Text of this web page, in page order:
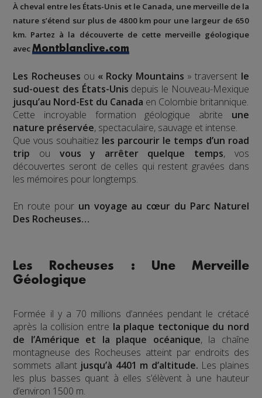
À cheval entre les États-Unis et le Canada, une merveille de la
nature s’étend sur plus de 4800 km pour une largeur de 650
km. Partez à la découverte de cette merveille géologique
avecMontblanclive.com
Les Rocheuses ou « Rocky Mountains » traversent le
sud-ouest des États-Unis depuis le Nouveau-Mexique
jusqu’au Nord-Est du Canada en Colombie britannique.
Cette incroyable formation géologique abrite une
nature préservée, spectaculaire, sauvage et intense.
Que vous souhaitiez les parcourir le temps d’un road
trip ou vous y arrêter quelque temps, vos
découvertes seront de celles qui restent gravées dans
les mémoires pour longtemps.
En route pour un voyage au cœur du Parc Naturel
Des Rocheuses…
Les Rocheuses : Une Merveille
Géologique
Formée il y a 70 millions d’années pendant le crétacé
après la collision entre la plaque tectonique du nord
de l’Amérique et la plaque océanique, la chaîne
montagneuse des Rocheuses atteint par endroits des
sommets allant jusqu’à 4401 m d’altitude. Les plaines
les plus basses quant à elles s’élèvent à une hauteur
d’environ 1500 m.